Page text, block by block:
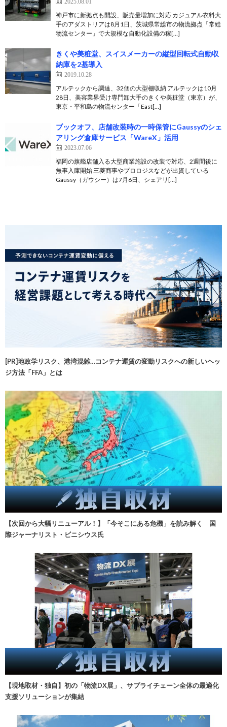
神戸市に新拠点も開設、販売量増加に対応 カジュアル衣料大
手のアダストリアは8月1日、茨城県常総市の物流拠点「常総
物流センター」で大規模な自動化設備の稼[…]
きくや美粧堂、スイスメーカーの縦型回転式自動収
納庫を2基導入
2019.10.28
アルテックから調達、32個の大型棚収納 アルテックは10月
28日、美容業界受け専門卸大手のきくや美粧堂（東京）が、
東京・平和島の物流センター「East[…]
ブックオフ、店舗改装時の一時保管にGaussyのシェ
アリング倉庫サービス「WareX」活用
2023.07.06
福岡の旗艦店舗入る大型商業施設の改装で対応、2週間後に
無事入庫開始 三菱商事やプロロジスなどが出資している
Gaussy（ガウシー）は7月6日、シェアリ[…]
[PR]地政学リスク、港湾混雑…コンテナ運賃の変動リスクへの新しいヘッ
ジ方法「FFA」とは
【次回から大幅リニューアル！】「今そこにある危機」を読み解く 国
際ジャーナリスト・ビニシウス氏
【現地取材・独自】初の「物流DX展」、サプライチェーン全体の最適化
支援ソリューションが集結